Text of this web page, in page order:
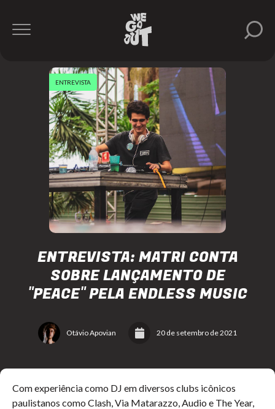
ENTREVISTA: MATRI CONTA
SOBRE LANÇAMENTO DE
"PEACE" PELA ENDLESS MUSIC
Otávio Apovian 20 de setembro de 2021
ENTREVISTA
Com experiência como DJ em diversos clubs icônicos
paulistanos como Clash, Via Matarazzo, Audio e The Year,